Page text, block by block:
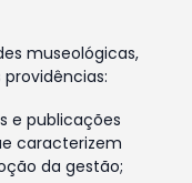
museológicas,
e publicações
caracterizem
da gestão;